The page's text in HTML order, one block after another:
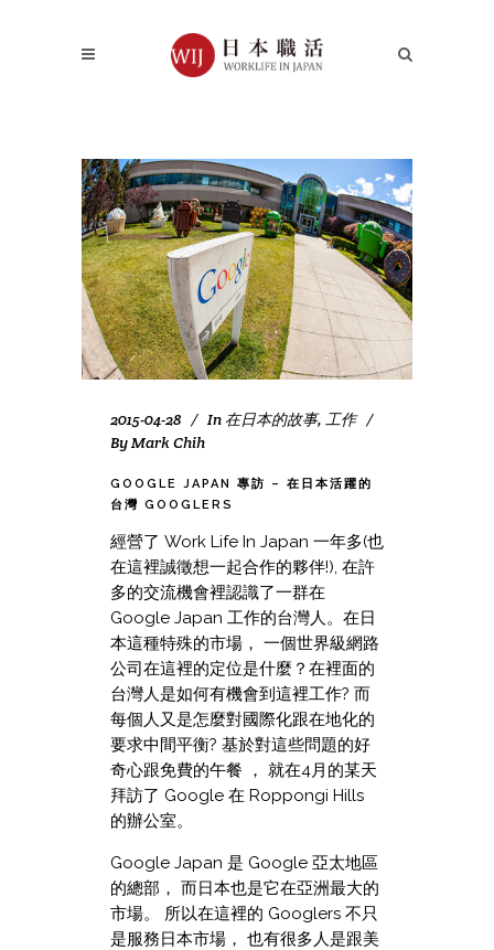
2015-04-28 In 在日本的故事, 工作
ByMark Chih
GOOGLE JAPAN 專訪 – 在日本活躍的
台灣 GOOGLERS
經營了 Work Life In Japan 一年多(也
在這裡誠徵想一起合作的夥伴!), 在許
多的交流機會裡認識了一群在
Google Japan 工作的台灣人。在日
本這種特殊的市場， 一個世界級網路
公司在這裡的定位是什麼？在裡面的
台灣人是如何有機會到這裡工作? 而
每個人又是怎麼對國際化跟在地化的
要求中間平衡? 基於對這些問題的好
奇心跟免費的午餐 ， 就在4月的某天
拜訪了 Google 在 Roppongi Hills
的辦公室。
Google Japan 是 Google 亞太地區
的總部， 而日本也是它在亞洲最大的
市場。 所以在這裡的 Googlers 不只
是服務日本市場， 也有很多人是跟美